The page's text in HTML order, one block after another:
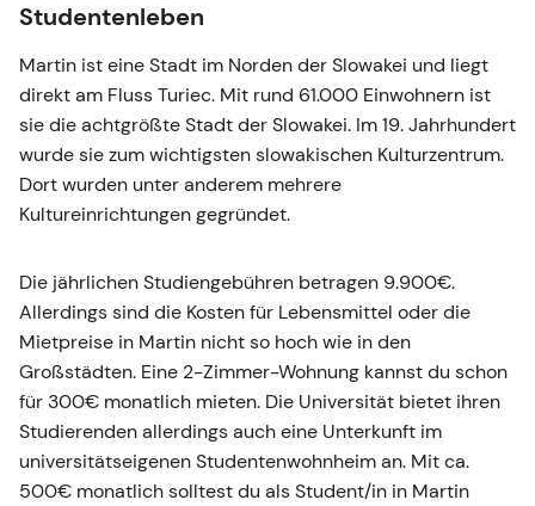
Studentenleben
Martin ist eine Stadt im Norden der Slowakei und liegt
direkt am Fluss Turiec. Mit rund 61.000 Einwohnern ist
sie die achtgrößte Stadt der Slowakei. Im 19. Jahrhundert
wurde sie zum wichtigsten slowakischen Kulturzentrum.
Dort wurden unter anderem mehrere
Kultureinrichtungen gegründet.
Die jährlichen Studiengebühren betragen 9.900€.
Allerdings sind die Kosten für Lebensmittel oder die
Mietpreise in Martin nicht so hoch wie in den
Großstädten. Eine 2-Zimmer-Wohnung kannst du schon
für 300€ monatlich mieten. Die Universität bietet ihren
Studierenden allerdings auch eine Unterkunft im
universitätseigenen Studentenwohnheim an. Mit ca.
500€ monatlich solltest du als Student/in in Martin